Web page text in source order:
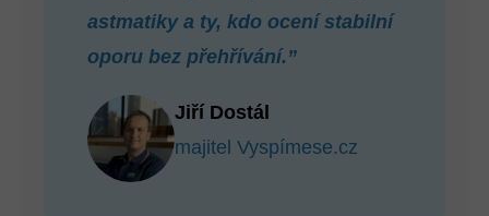
astmatiky a ty, kdo ocení stabilní
oporu bez přehřívání.”
Jiří Dostál
majitel Vyspímese.cz